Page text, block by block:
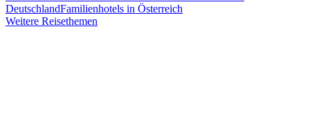
DeutschlandFamilienhotels in Österreich
Weitere Reisethemen